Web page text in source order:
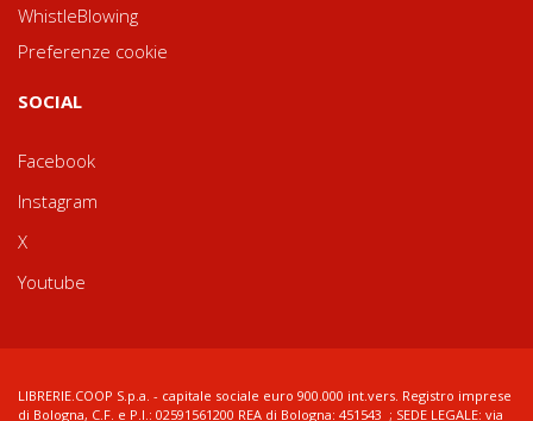
WhistleBlowing
Preferenze cookie
SOCIAL
Facebook
Instagram
X
Youtube
LIBRERIE.COOP S.p.a. - capitale sociale euro 900.000 int.vers. Registro imprese
di Bologna, C.F. e P.I.: 02591561200 REA di Bologna: 451543 ; SEDE LEGALE: via